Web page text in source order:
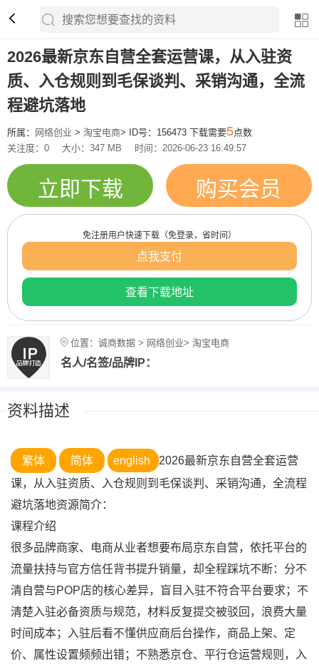
2026最新京东自营全套运营课，从入驻资
质、入仓规则到毛保谈判、采销沟通，全流
程避坑落地
所属： 网络创业 > 淘宝电商> ID号：156473 下载需要5点数
关注度：0
大小：347 MB 时间：2026-06-23 16:49:57
立即下载 购买会员
免注册用户快速下载（免登录，省时间）
点我支付
查看下载地址
位置：诚商数据 > 网络创业> 淘宝电商
名人/名签/品牌IP：
资料描述
繁体 简体 english
2026最新京东自营全套运营
课，从入驻资质、入仓规则到毛保谈判、采销沟通，全流程
避坑落地资源简介：
课程介绍
很多品牌商家、电商从业者想要布局京东自营，依托平台的
流量扶持与官方信任背书提升销量，却全程踩坑不断：分不
清自营与POP店的核心差异，盲目入驻不符合平台要求；不
清楚入驻必备资质与规范，材料反复提交被驳回，浪费大量
时间成本；入驻后看不懂供应商后台操作，商品上架、定
价、属性设置频频出错；不熟悉京仓、平行仓运营规则，入